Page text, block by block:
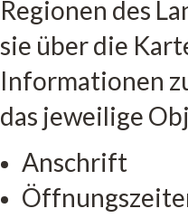
Regionen des
sie über die
Informationen
das jeweilige
Anschrift